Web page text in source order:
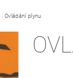
Ovládání plynu